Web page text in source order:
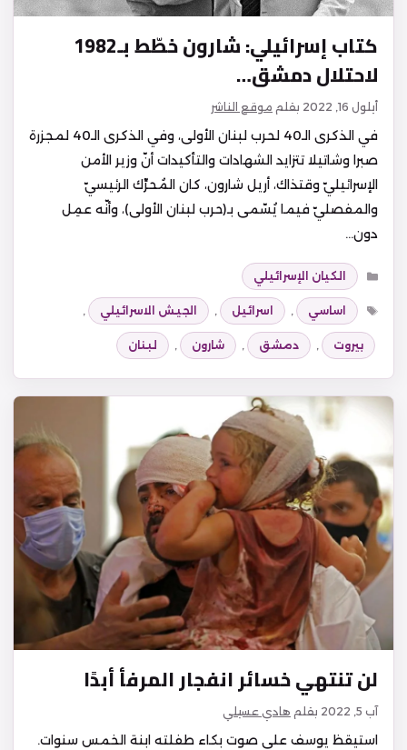
كتاب إسرائيلي: شارون خطّط بـ1982
لاحتلال دمشق…
أيلول 16, 2022 بقلم موقع الناشر
في الذكرى الـ40 لحرب لبنان الأولى، وفي الذكرى الـ40 لمجزرة
صبرا وشاتيلا تتزايد الشهادات والتأكيدات أنّ وزير الأمن
الإسرائيليّ وقتذاك، أريل شارون، كان المُحرِّك الرئيسيّ
والمفصليّ فيما يُسّمى بـ(حرب لبنان الأولى)، وأنّه عمِل
دون…
التصنيفات
الكيان الإسرائيلي
الوسوم
اساسي , اسرائيل , الجيش الاسرائيلي ,
بيروت , دمشق , شارون , لبنان
لن تنتهي خسائر انفجار المرفأ أبدًا
آب 5, 2022 بقلم هادي عسيلي
استيقظ يوسف على صوت بكاء طفلته ابنة الخمس سنوات.